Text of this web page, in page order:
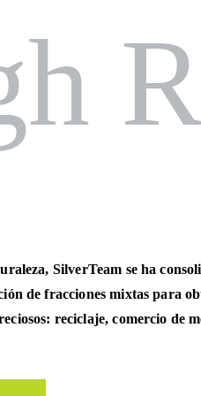
SilverTeam se ha
de fracciones mixtas para
reciclaje, comercio de